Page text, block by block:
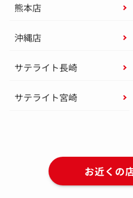
熊本店
沖縄店
サテライト長崎
サテライト宮崎
お近くの